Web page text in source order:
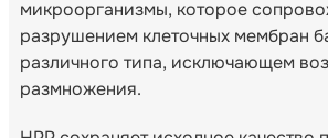
микроорганизмы, которое
разрушением клеточных мембран
различного типа, исключающем
размножения.